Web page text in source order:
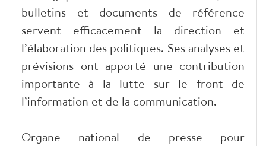
bulletins et documents de référence
servent efficacement la direction et
l’élaboration des politiques. Ses analyses et
prévisions ont apporté une contribution
importante à la lutte sur le front de
l’information et de la communication.
Organe national de presse pour